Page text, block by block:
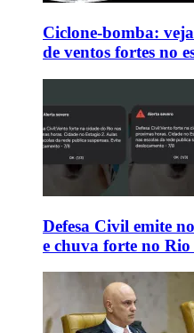
Ciclone-bomba:
de ventos fortes no
Defesa Civil emite
e chuva forte no